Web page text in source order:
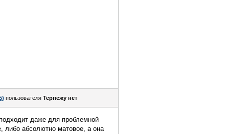
пользователя Терпежу нет
даже для проблемной
либо абсолютно матовое, а она